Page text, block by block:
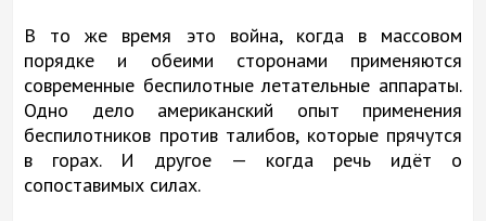
В то же время это война, когда в массовом
порядке и обеими сторонами применяются
современные беспилотные летательные аппараты.
Одно дело американский опыт применения
беспилотников против талибов, которые прячутся
в горах. И другое — когда речь идёт о
сопоставимых силах.